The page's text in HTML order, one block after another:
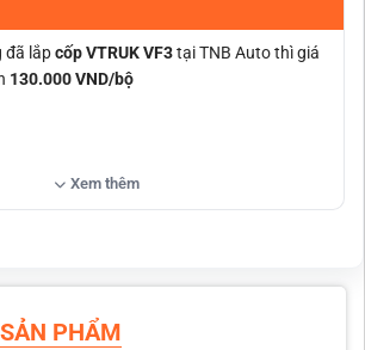
đã lắpcốp VTRUK VF3tại TNB Auto thì giá
130.000 VND/bộ
Xem thêm
PHẨM